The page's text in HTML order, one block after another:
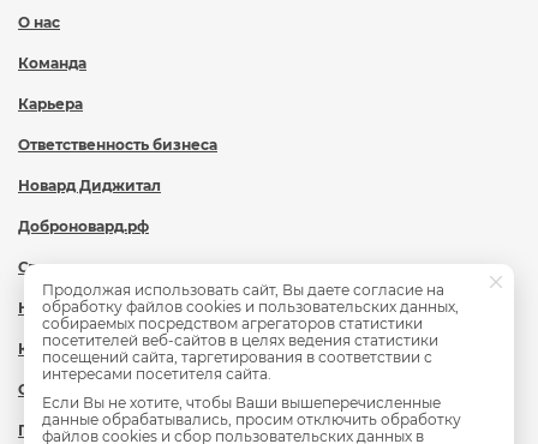
О нас
Команда
Карьера
Ответственность бизнеса
Новард Диджитал
Доброновард.рф
Статьи
Новости
Контакты
Охрана труда
Политика обработки персональных данных
Продолжая использовать сайт, Вы даете согласие на
обработку файлов cookies и пользовательских данных,
собираемых посредством агрегаторов статистики
посетителей веб-сайтов в целях ведения статистики
посещений сайта, таргетирования в соответствии с
интересами посетителя сайта.
Если Вы не хотите, чтобы Ваши вышеперечисленные
данные обрабатывались, просим отключить обработку
файлов cookies и сбор пользовательских данных в